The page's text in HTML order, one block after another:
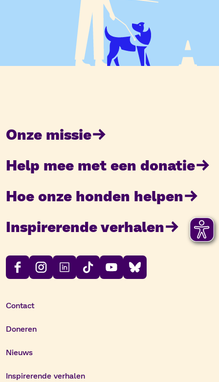
Onze missie
Help mee met een donatie
Hoe onze honden helpen
Inspirerende verhalen
Contact
Doneren
Nieuws
Inspirerende verhalen